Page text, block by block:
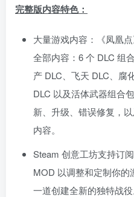
完整版内容特色：
大量游戏内容：《凤凰
全部内容：6 个 DLC 组
产 DLC、飞天 DLC、腐
DLC 以及活体武器组合
新、升级、错误修复，
内容。
Steam 创意工坊支持订
MOD 以调整和定制你
一道创建全新的独特战役